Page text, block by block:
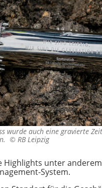
wurde auch eine gravierte
© RB Leipzig
unter
System.